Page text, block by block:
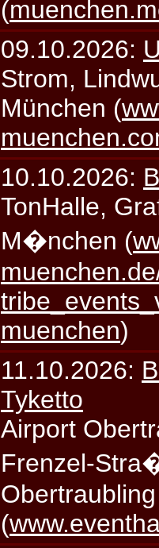
(
09.10.2026:
Strom,
München (
10.10.2026:
TonHalle,
M�nchen (
muenchen)
11.10.2026:
Tyketto
Airport
Frenzel-
(